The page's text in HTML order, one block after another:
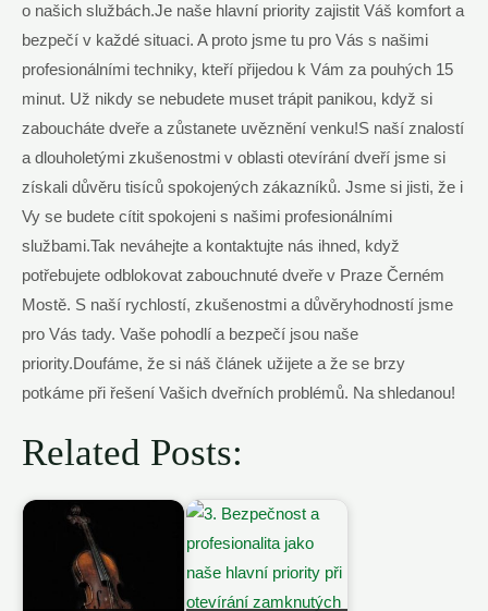
o našich službách.Je naše hlavní priority zajistit Váš komfort a
bezpečí v každé situaci. A proto jsme tu pro Vás s našimi
profesionálními techniky, kteří přijedou k Vám za pouhých 15
minut. Už nikdy se nebudete muset trápit panikou, když si
zaboucháte dveře a zůstanete uvěznění venku!S naší znalostí
a dlouholetými zkušenostmi v oblasti otevírání dveří jsme si
získali důvěru tisíců spokojených zákazníků. Jsme si jisti, že i
Vy se budete cítit spokojeni s našimi profesionálními
službami.Tak neváhejte a kontaktujte nás ihned, když
potřebujete odblokovat zabouchnuté dveře v Praze Černém
Mostě. S naší rychlostí, zkušenostmi a důvěryhodností jsme
pro Vás tady. Vaše pohodlí a bezpečí jsou naše
priority.Doufáme, že si náš článek užijete a že se brzy
potkáme při řešení Vašich dveřních problémů. Na shledanou!
Related Posts: